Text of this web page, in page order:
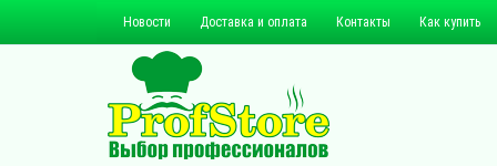
Новости Доставка и оплата Контакты Как купить